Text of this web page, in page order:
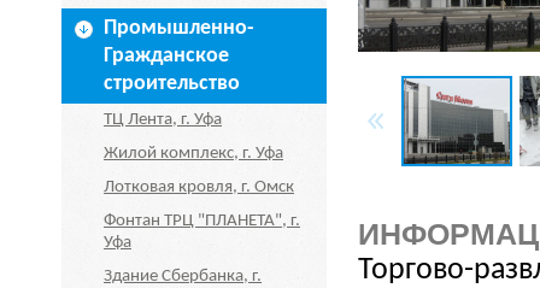
Промышленно-
Гражданское
строительство
ТЦ Лента, г. Уфа
Жилой комплекс, г. Уфа
Лотковая кровля, г. Омск
Фонтан ТРЦ "ПЛАНЕТА", г.
Уфа
Здание Сбербанка, г.
Торгово-